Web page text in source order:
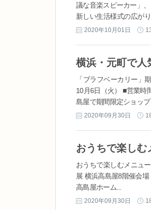
議な音楽スピーカー」
新しい生活様式の広が
を過ごす方が増加する
2020年10月01日
「ブラフベーカリー」
10月6日（火） ■営業時
島屋で期間限定ショッ
2020年09月30日
おうちで楽しむメニュ
展 横浜高島屋8階催会
高島屋ホーム...
2020年09月30日